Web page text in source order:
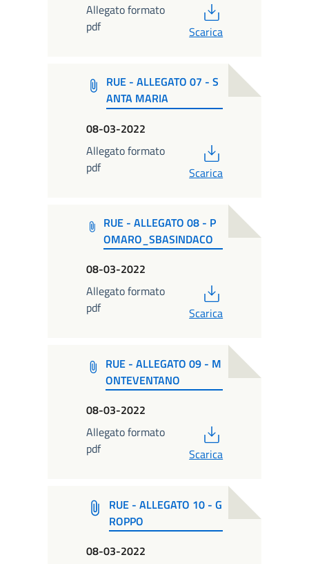
Allegato formato
pdf
Scarica
RUE - ALLEGATO 07 - S
ANTA MARIA
08-03-2022
Allegato formato
pdf
Scarica
RUE - ALLEGATO 08 - P
OMARO_SBASINDACO
08-03-2022
Allegato formato
pdf
Scarica
RUE - ALLEGATO 09 - M
ONTEVENTANO
08-03-2022
Allegato formato
pdf
Scarica
RUE - ALLEGATO 10 - G
ROPPO
08-03-2022